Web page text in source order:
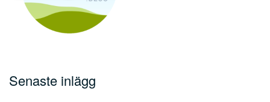
Senaste inlägg